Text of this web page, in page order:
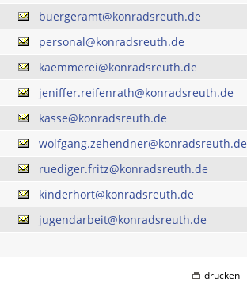
buergeramt@konradsreuth.de
personal@konradsreuth.de
kaemmerei@konradsreuth.de
jeniffer.reifenrath@konradsreuth.de
kasse@konradsreuth.de
wolfgang.zehendner@konradsreuth.de
ruediger.fritz@konradsreuth.de
kinderhort@konradsreuth.de
jugendarbeit@konradsreuth.de
drucken